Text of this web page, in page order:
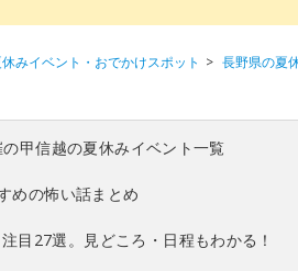
みイベント・おでかけスポット 長野県の夏
甲信越の夏休みイベント一覧
めの怖い話まとめ
目27選。見どころ・日程もわかる！